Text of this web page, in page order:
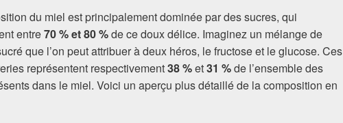
du miel est principalement dominée par des sucres, qui
entre70 % et 80 %de ce doux délice. Imaginez un mélange de
que l’on peut attribuer à deux héros, le fructose et le glucose. Ces
représentent respectivement38 %et31 %de l’ensemble des
dans le miel. Voici un aperçu plus détaillé de la composition en